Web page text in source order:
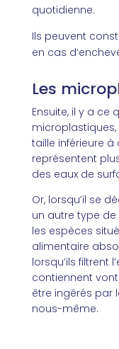
quotidienne.
Ils peuvent
en cas
Les
Ensuite, il y a ce
microplastiques,
taille inférieure
représentent
des eaux de
Or, lorsqu’il se
un autre type
les espèces
alimentaire
lorsqu’ils filtrent
contiennent
être ingérés par
nous-même.